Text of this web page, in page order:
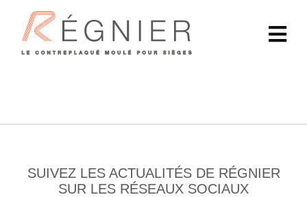
SUIVEZ LES ACTUALITÉS DE RÉGNIER
SUR LES RÉSEAUX SOCIAUX